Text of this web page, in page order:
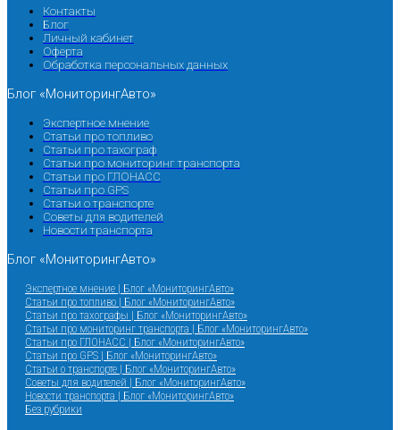
Контакты
Блог
Личный кабинет
Оферта
Обработка персональных данных
Блог «МониторингАвто»
Экспертное мнение
Статьи про топливо
Статьи про тахограф
Статьи про мониторинг транспорта
Статьи про ГЛОНАСС
Статьи про GPS
Статьи о транспорте
Советы для водителей
Новости транспорта
Блог «МониторингАвто»
Экспертное мнение | Блог «МониторингАвто»
Статьи про топливо | Блог «МониторингАвто»
Статьи про тахографы | Блог «МониторингАвто»
Статьи про мониторинг транспорта | Блог «МониторингАвто»
Статьи про ГЛОНАСС | Блог «МониторингАвто»
Статьи про GPS | Блог «МониторингАвто»
Статьи о транспорте | Блог «МониторингАвто»
Советы для водителей | Блог «МониторингАвто»
Новости транспорта | Блог «МониторингАвто»
Без рубрики